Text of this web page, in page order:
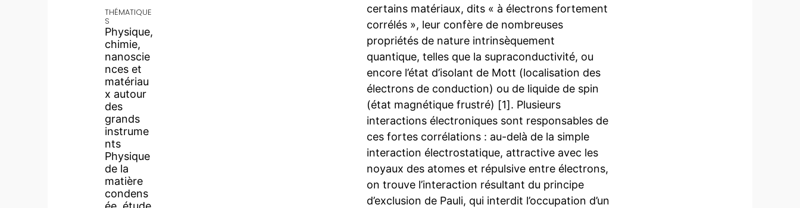
THÉMATIQUE
S
Physique,
chimie,
nanoscie
nces et
matériau
x autour
des
grands
instrume
nts
Physique
de la
matière
condens
certains matériaux, dits « à électrons fortement
corrélés », leur confère de nombreuses
propriétés de nature intrinsèquement
quantique, telles que la supraconductivité, ou
encore l’état d’isolant de Mott (localisation des
électrons de conduction) ou de liquide de spin
(état magnétique frustré) [1]. Plusieurs
interactions électroniques sont responsables de
ces fortes corrélations : au-delà de la simple
interaction électrostatique, attractive avec les
noyaux des atomes et répulsive entre électrons,
on trouve l’interaction résultant du principe
d’exclusion de Pauli, qui interdit l’occupation d’un